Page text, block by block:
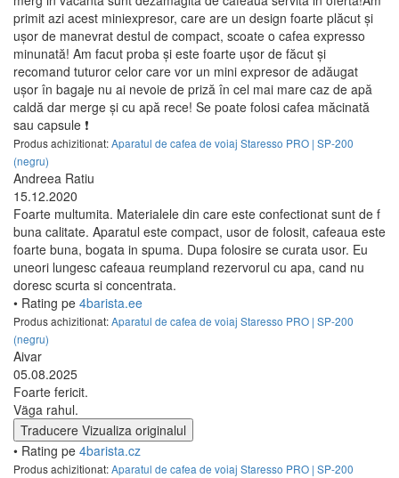
primit azi acest miniexpresor, care are un design foarte plăcut și
ușor de manevrat destul de compact, scoate o cafea expresso
minunată! Am facut proba și este foarte ușor de făcut și
recomand tuturor celor care vor un mini expresor de adăugat
ușor în bagaje nu ai nevoie de priză în cel mai mare caz de apă
caldă dar merge și cu apă rece! Se poate folosi cafea măcinată
sau capsule ❗
Produs achizitionat:Aparatul de cafea de voiaj Staresso PRO | SP-200
(negru)
Andreea Ratiu
15.12.2020
Foarte multumita. Materialele din care este confectionat sunt de f
buna calitate. Aparatul este compact, usor de folosit, cafeaua este
foarte buna, bogata in spuma. Dupa folosire se curata usor. Eu
uneori lungesc cafeaua reumpland rezervorul cu apa, cand nu
doresc scurta si concentrata.
• Rating pe 4barista.ee
Produs achizitionat:Aparatul de cafea de voiaj Staresso PRO | SP-200
(negru)
Aivar
05.08.2025
Foarte fericit.
Väga rahul.
Traducere Vizualiza originalul
• Rating pe 4barista.cz
Produs achizitionat:Aparatul de cafea de voiaj Staresso PRO | SP-200